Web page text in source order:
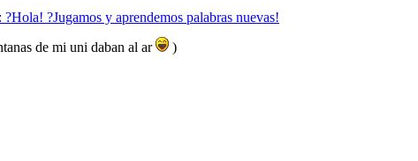
?Hola! ?Jugamos y aprendemos palabras nuevas!
de mi uni daban al ar )